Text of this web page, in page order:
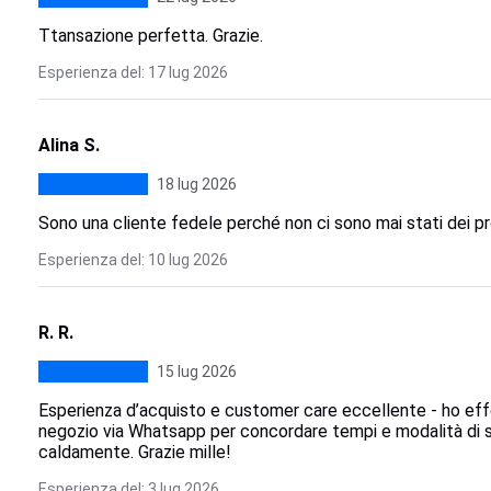
Ttansazione perfetta. Grazie.
Esperienza del: 17 lug 2026
Alina S.
18 lug 2026
Sono una cliente fedele perché non ci sono mai stati dei
Esperienza del: 10 lug 2026
R. R.
15 lug 2026
Esperienza d’acquisto e customer care eccellente - ho
negozio via Whatsapp per concordare tempi e modalità di
caldamente. Grazie mille!